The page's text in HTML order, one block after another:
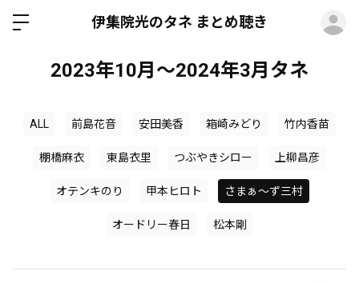
伊集院光のタネ まとめ聴き
2023年10月～2024年3月タネ
ALL 前島花音 安田美香 箱崎みどり 竹内香苗
棚橋麻衣 東島衣里 つぶやきシロー 上柳昌彦
オテンキのり 甲本ヒロト さまぁ～ず三村
オードリー春日 松本剛